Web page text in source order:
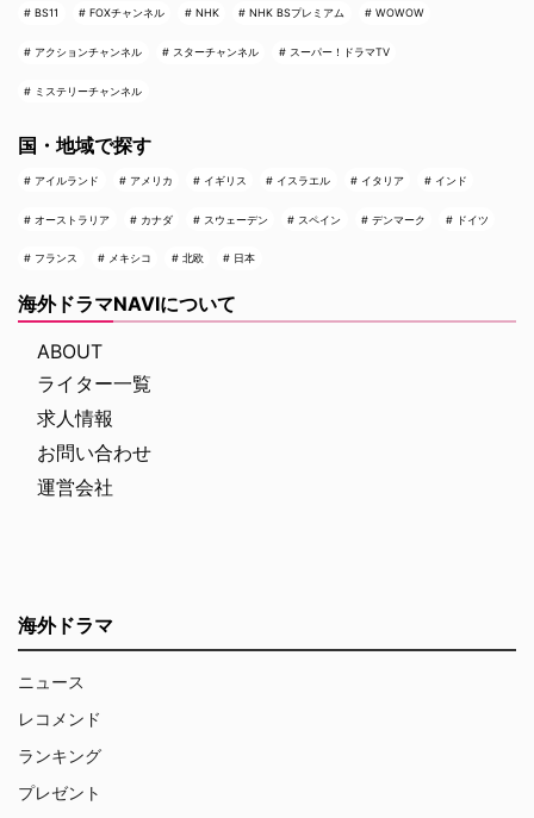
BS11 FOXチャンネル NHK NHK BSプレミアム WOWOW
アクションチャンネル スターチャンネル スーパー！ドラマTV
ミステリーチャンネル
国・地域で探す
アイルランド アメリカ イギリス イスラエル イタリア インド
オーストラリア カナダ スウェーデン スペイン デンマーク ドイツ
フランス メキシコ 北欧 日本
海外ドラマNAVIについて
ABOUT
ライター一覧
求人情報
お問い合わせ
運営会社
海外ドラマ
ニュース
レコメンド
ランキング
プレゼント